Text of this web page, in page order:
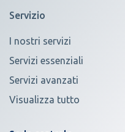
Servizio
I nostri servizi
Servizi essenziali
Servizi avanzati
Visualizza tutto